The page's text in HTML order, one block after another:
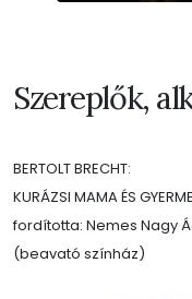
Szereplők,
BERTOLT BRECHT:
KURÁZSI MAMA ÉS
fordította: Nemes Nagy
(beavató színház)